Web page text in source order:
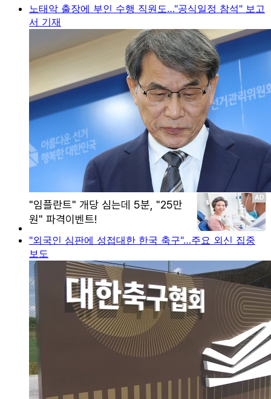
노태악 출장에 부인 수행 직원도…"공식일정 참석" 보고
서 기재
"외국인 심판에 성접대한 한국 축구"…주요 외신 집중
보도